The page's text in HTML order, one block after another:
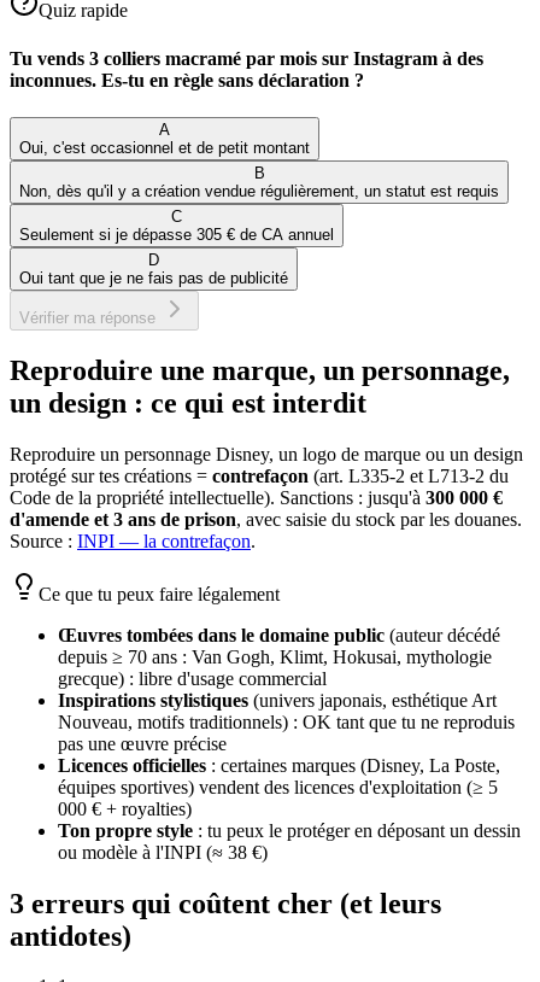
Quiz rapide
Tu vends 3 colliers macramé par mois sur Instagram à des
inconnues. Es-tu en règle sans déclaration ?
A
Oui, c'est occasionnel et de petit montant
B
Non, dès qu'il y a création vendue régulièrement, un statut est requis
C
Seulement si je dépasse 305 € de CA annuel
D
Oui tant que je ne fais pas de publicité
Vérifier ma réponse
Reproduire une marque, un personnage,
un design : ce qui est interdit
Reproduire un personnage Disney, un logo de marque ou un design
protégé sur tes créations = contrefaçon (art. L335-2 et L713-2 du
Code de la propriété intellectuelle). Sanctions : jusqu'à 300 000 €
d'amende et 3 ans de prison, avec saisie du stock par les douanes.
Source : INPI — la contrefaçon.
Ce que tu peux faire légalement
Œuvres tombées dans le domaine public (auteur décédé
depuis ≥ 70 ans : Van Gogh, Klimt, Hokusai, mythologie
grecque) : libre d'usage commercial
Inspirations stylistiques (univers japonais, esthétique Art
Nouveau, motifs traditionnels) : OK tant que tu ne reproduis
pas une œuvre précise
Licences officielles : certaines marques (Disney, La Poste,
équipes sportives) vendent des licences d'exploitation (≥ 5
000 € + royalties)
Ton propre style : tu peux le protéger en déposant un dessin
ou modèle à l'INPI (≈ 38 €)
3 erreurs qui coûtent cher (et leurs
antidotes)